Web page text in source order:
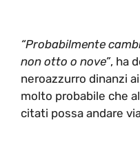
“Probabilmente
non otto o nove”, ha
neroazzurro dinanzi
molto probabile che
citati possa andare